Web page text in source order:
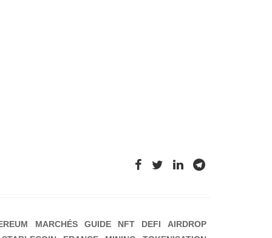
MARCHÉS GUIDE NFT DEFI
AIRDROP